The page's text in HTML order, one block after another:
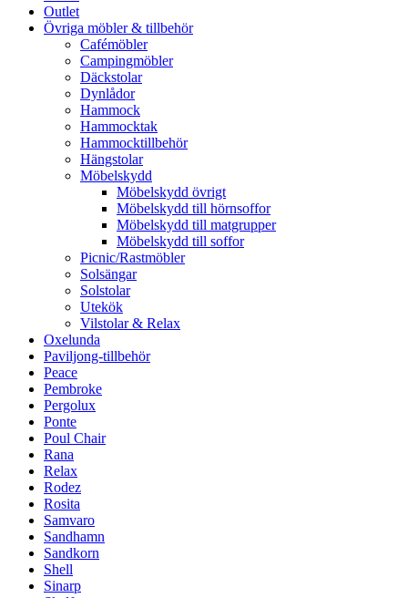
Outlet
Övriga möbler & tillbehör
Cafémöbler
Campingmöbler
Däckstolar
Dynlådor
Hammock
Hammocktak
Hammocktillbehör
Hängstolar
Möbelskydd
Möbelskydd övrigt
Möbelskydd till hörnsoffor
Möbelskydd till matgrupper
Möbelskydd till soffor
Picnic/Rastmöbler
Solsängar
Solstolar
Utekök
Vilstolar & Relax
Oxelunda
Paviljong-tillbehör
Peace
Pembroke
Pergolux
Ponte
Poul Chair
Rana
Relax
Rodez
Rosita
Samvaro
Sandhamn
Sandkorn
Shell
Sinarp